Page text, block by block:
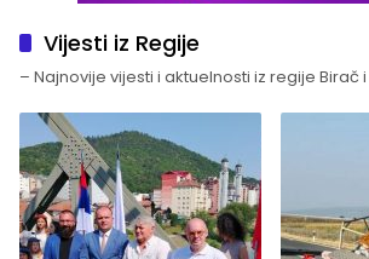
Vijesti iz Regije
– Najnovije vijesti i aktuelnosti iz regije Birač